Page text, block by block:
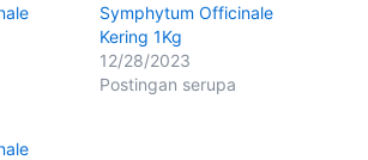
Symphytum Officinale
Kering 1Kg
12/28/2023
Postingan serupa